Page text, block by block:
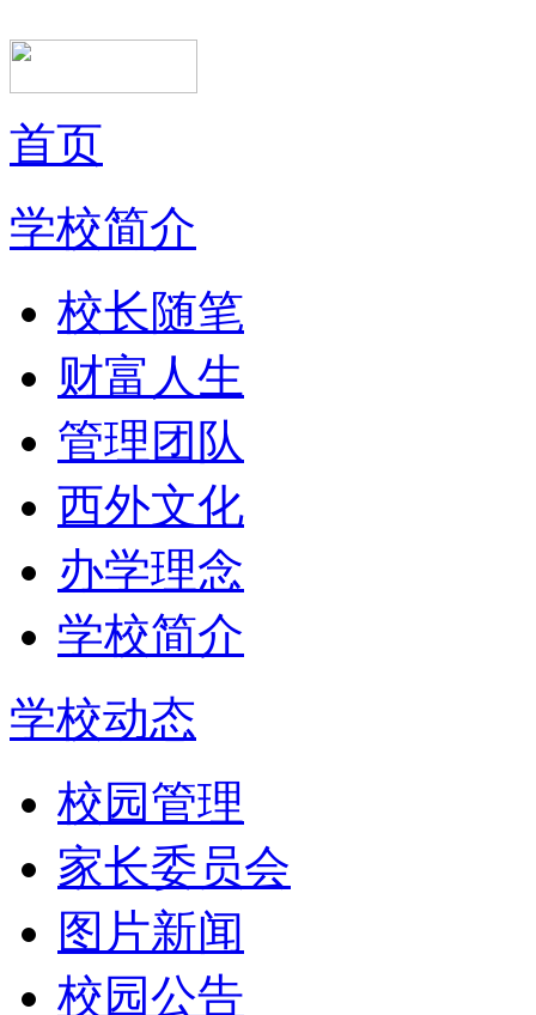
首页
学校简介
校长随笔
财富人生
管理团队
西外文化
办学理念
学校简介
学校动态
校园管理
家长委员会
图片新闻
校园公告